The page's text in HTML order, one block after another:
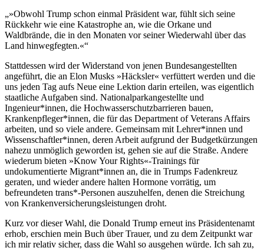
»Obwohl Trump schon einmal Präsident war, fühlt sich seine
Rückkehr wie eine Katastrophe an, wie die Orkane und
Waldbrände, die in den Monaten vor seiner Wiederwahl über das
Land hinwegfegten.«
Stattdessen wird der Widerstand von jenen Bundesangestellten
angeführt, die an Elon Musks »Häcksler« verfüttert werden und die
uns jeden Tag aufs Neue eine Lektion darin erteilen, was eigentlich
staatliche Aufgaben sind. Nationalparkangestellte und
Ingenieur*innen, die Hochwasserschutzbarrieren bauen,
Krankenpfleger*innen, die für das Department of Veterans Affairs
arbeiten, und so viele andere. Gemeinsam mit Lehrer*innen und
Wissenschaftler*innen, deren Arbeit aufgrund der Budgetkürzungen
nahezu unmöglich geworden ist, gehen sie auf die Straße. Andere
wiederum bieten »Know Your Rights«-Trainings für
undokumentierte Migrant*innen an, die in Trumps Fadenkreuz
geraten, und wieder andere halten Hormone vorrätig, um
befreundeten trans*-Personen auszuhelfen, denen die Streichung
von Krankenversicherungsleistungen droht.
Kurz vor dieser Wahl, die Donald Trump erneut ins Präsidentenamt
erhob, erschien mein Buch über Trauer, und zu dem Zeitpunkt war
ich mir relativ sicher, dass die Wahl so ausgehen würde. Ich sah zu,